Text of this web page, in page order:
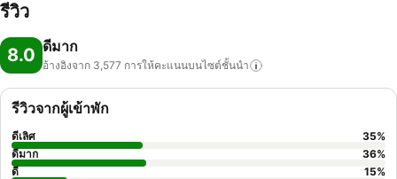
รีวิว
8.0 ดีมาก
อ้างอิงจาก 3,577 การให้คะแนนบนไซต์ชั้นนำ
รีวิวจากผู้เข้าพัก
ดีเลิศ 35%
ดีมาก
36%
ดี
15%